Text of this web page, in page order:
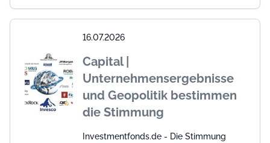
16.07.2026
Capital |
Unternehmensergebnisse
und Geopolitik bestimmen
die Stimmung
Investmentfonds.de - Die Stimmung